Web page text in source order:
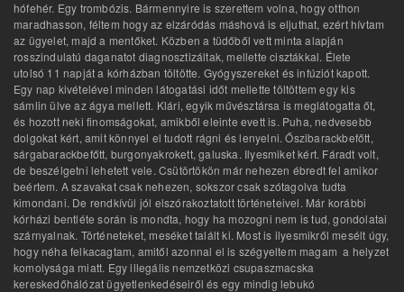
hófehér. Egy trombózis. Bármennyire is szerettem volna, hogy otthon
maradhasson, féltem hogy az elzáródás máshová is eljuthat, ezért hívtam
az ügyelet, majd a mentőket. Közben a tüdőből vett minta alapján
rosszindulatú daganatot diagnosztizáltak, mellette cisztákkal. Élete
utolsó 11 napját a kórházban töltötte. Gyógyszereket és infúziót kapott.
Egy nap kivételével minden látogatási időt mellette töltöttem egy kis
sámlin ülve az ágya mellett. Klári, egyik művésztársa is meglátogatta őt,
és hozott neki finomságokat, amikből eleinte evett is. Puha, nedvesebb
dolgokat kért, amit könnyel el tudott rágni és lenyelni. Őszibarackbefőtt,
sárgabarackbefőtt, burgonyakrokett, galuska. Ilyesmiket kért. Fáradt volt,
de beszélgetni lehetett vele. Csütörtökön már nehezen ébredt fel amikor
beértem. A szavakat csak nehezen, sokszor csak szótagolva tudta
kimondani. De rendkívül jól elszórakoztatott történeteivel. Már korábbi
kórházi bentléte során is mondta, hogy ha mozogni nem is tud, gondolatai
szárnyalnak. Történeteket, meséket talált ki. Most is ilyesmikről mesélt úgy,
hogy néha felkacagtam, amitől azonnal el is szégyeltem magam a helyzet
komolysága miatt. Egy illegális nemzetközi csupaszmacska
kereskedőhálózat ügyetlenkedéseiről és egy mindig lebukó